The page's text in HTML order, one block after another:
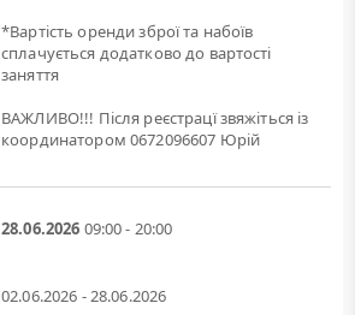
*Вартість оренди зброї та набоїв
сплачується додатково до вартості
заняття
ВАЖЛИВО!!! Після реєстрацї звяжіться із
координатором 0672096607 Юрій
28.06.2026 09:00 - 20:00
02.06.2026 - 28.06.2026